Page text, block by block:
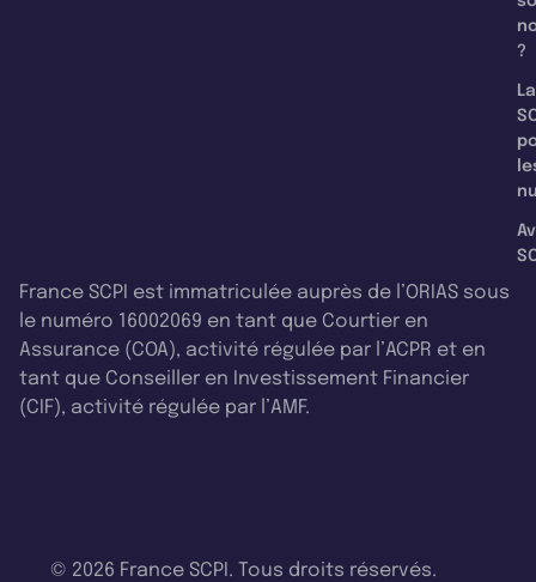
?
La
France SCPI est immatriculée auprès de l’ORIAS sous
le numéro 16002069 en tant que Courtier en
Assurance (COA), activité régulée par l’ACPR et en
tant que Conseiller en Investissement Financier
(CIF), activité régulée par l’AMF.
© 2026 France SCPI. Tous droits réservés.